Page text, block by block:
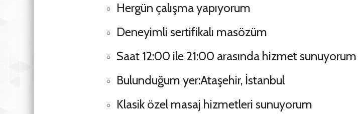
Hergün çalışma yapıyorum
Deneyimli sertifikalı masözüm
Saat 12:00 ile 21:00 arasında hizmet sunuyorum
Bulunduğum yer:Ataşehir, İstanbul
Klasik özel masaj hizmetleri sunuyorum